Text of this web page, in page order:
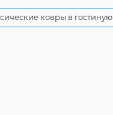
ковры в гостиную